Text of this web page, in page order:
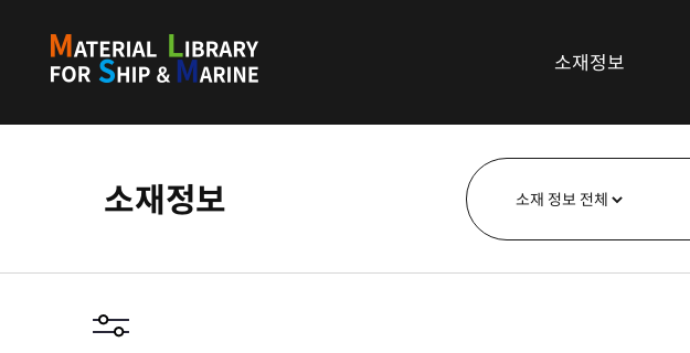
소재정보
섬유소재
복합재료
플라스틱소재
소재정보